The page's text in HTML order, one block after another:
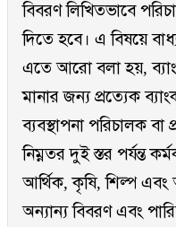
বিবরণ লিখিতভাবে
দিতে হবে। এ বিষয়ে
এতে আরো বলা হয়,
মানার জন্য প্রত্যেক
ব্যবস্থাপনা পরিচালক বা
নিম্নতর দুই স্তর পর্যন্ত
আর্থিক, কৃষি, শিল্প এবং
অন্যান্য বিবরণ এবং